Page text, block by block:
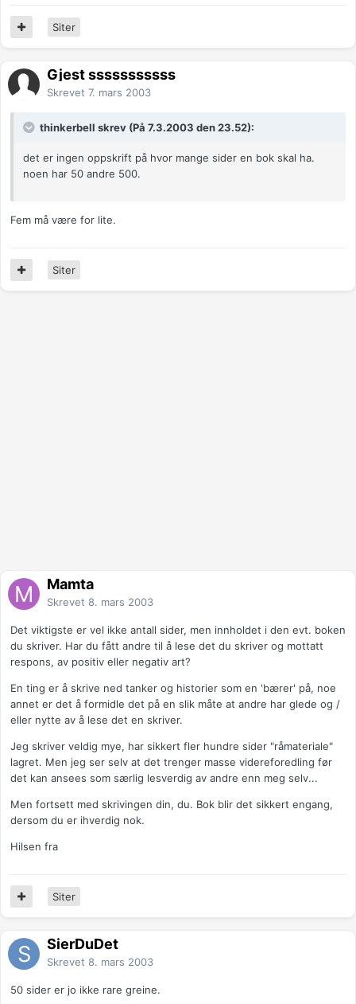
Siter
Gjest sssssssssss
Skrevet 7. mars 2003
thinkerbell skrev (På 7.3.2003 den 23.52):
det er ingen oppskrift på hvor mange sider en bok skal ha.
noen har 50 andre 500.
Fem må være for lite.
Siter
Mamta
Skrevet 8. mars 2003
Det viktigste er vel ikke antall sider, men innholdet i den evt. boken
du skriver. Har du fått andre til å lese det du skriver og mottatt
respons, av positiv eller negativ art?
En ting er å skrive ned tanker og historier som en 'bærer' på, noe
annet er det å formidle det på en slik måte at andre har glede og /
eller nytte av å lese det en skriver.
Jeg skriver veldig mye, har sikkert fler hundre sider "råmateriale"
lagret. Men jeg ser selv at det trenger masse videreforedling før
det kan ansees som særlig lesverdig av andre enn meg selv...
Men fortsett med skrivingen din, du. Bok blir det sikkert engang,
dersom du er ihverdig nok.
Hilsen fra
Siter
SierDuDet
Skrevet 8. mars 2003
50 sider er jo ikke rare greine.